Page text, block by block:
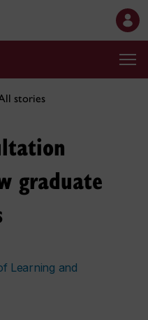
stories
graduate
Learning and